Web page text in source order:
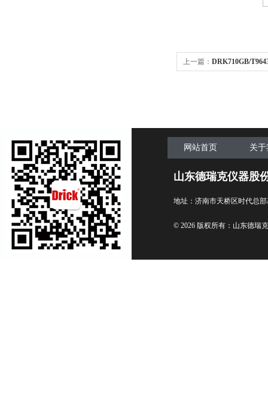
上一篇： DRK710GB/
网站首页 关
山东德瑞克仪器股
地址：济南市天桥区时代总
© 2026 版权所有：山东德瑞